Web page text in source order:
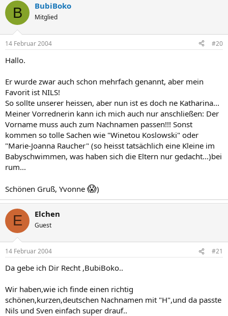
B BubiBoko
Mitglied
14 Februar 2004 #20
Hallo.
Er wurde zwar auch schon mehrfach genannt, aber mein
Favorit ist NILS!
So sollte unserer heissen, aber nun ist es doch ne Katharina...
Meiner Vorrednerin kann ich mich auch nur anschließen: Der
Vorname muss auch zum Nachnamen passen!!! Sonst
kommen so tolle Sachen wie "Winetou Koslowski" oder
"Marie-Joanna Raucher" (so heisst tatsächlich eine Kleine im
Babyschwimmen, was haben sich die Eltern nur gedacht...)bei
rum...
Schönen Gruß, Yvonne 😱)
E Elchen
Guest
14 Februar 2004 #21
Da gebe ich Dir Recht ,BubiBoko..
Wir haben,wie ich finde einen richtig
schönen,kurzen,deutschen Nachnamen mit "H",und da passte
Nils und Sven einfach super drauf..